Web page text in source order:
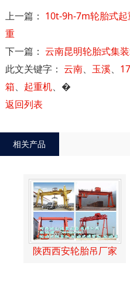
上一篇： 10t-9h-7m轮胎式
重
下一篇： 云南昆明轮胎式集
此文关键字： 云南、 玉溪、
箱、 起重机、 �
返回列表
相关产品
陕西西安轮胎吊厂家